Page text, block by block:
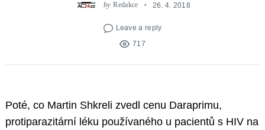
by Redakce 26. 4. 2018
Leave a reply
717
Poté, co Martin Shkreli zvedl cenu Daraprimu,
protiparazitární léku používaného u pacientů s HIV na